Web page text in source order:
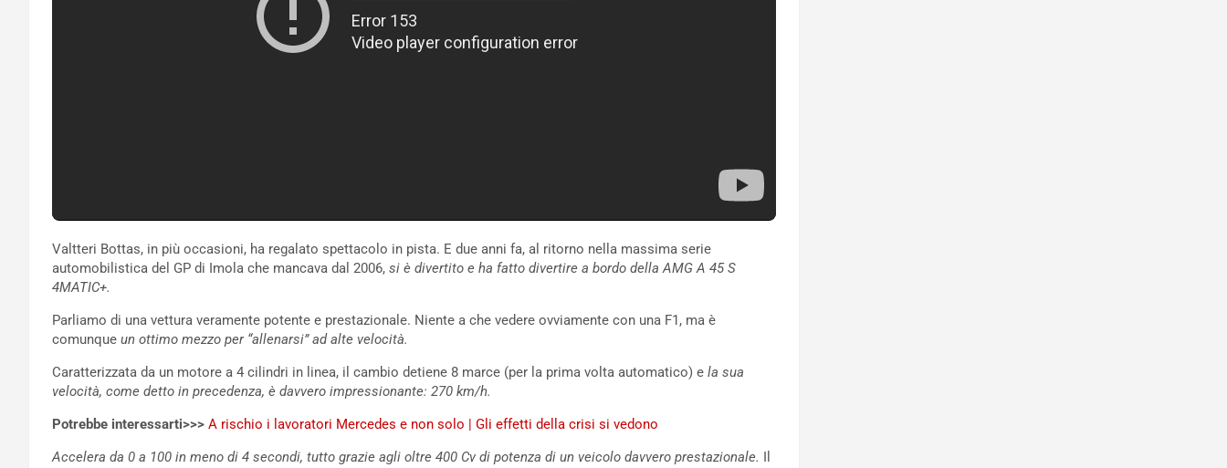
Valtteri Bottas, in più occasioni, ha regalato spettacolo in pista. E due anni fa, al ritorno nella massima serie
automobilistica del GP di Imola che mancava dal 2006, si è divertito e ha fatto divertire a bordo della AMG A 45 S
4MATIC+.
Parliamo di una vettura veramente potente e prestazionale. Niente a che vedere ovviamente con una F1, ma è
comunque un ottimo mezzo per “allenarsi” ad alte velocità.
Caratterizzata da un motore a 4 cilindri in linea, il cambio detiene 8 marce (per la prima volta automatico) e la sua
velocità, come detto in precedenza, è davvero impressionante: 270 km/h.
Potrebbe interessarti>>> A rischio i lavoratori Mercedes e non solo | Gli effetti della crisi si vedono
Accelera da 0 a 100 in meno di 4 secondi, tutto grazie agli oltre 400 Cv di potenza di un veicolo davvero prestazionale. Il